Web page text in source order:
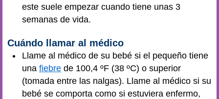
este suele empezar cuando tiene unas 3
semanas de vida.
Cuándo llamar al médico
Llame al médico de su bebé si el pequeño tiene
una fiebre de 100,4 ºF (38 ºC) o superior
(tomada entre las nalgas). Llame al médico si su
bebé se comporta como si estuviera enfermo,